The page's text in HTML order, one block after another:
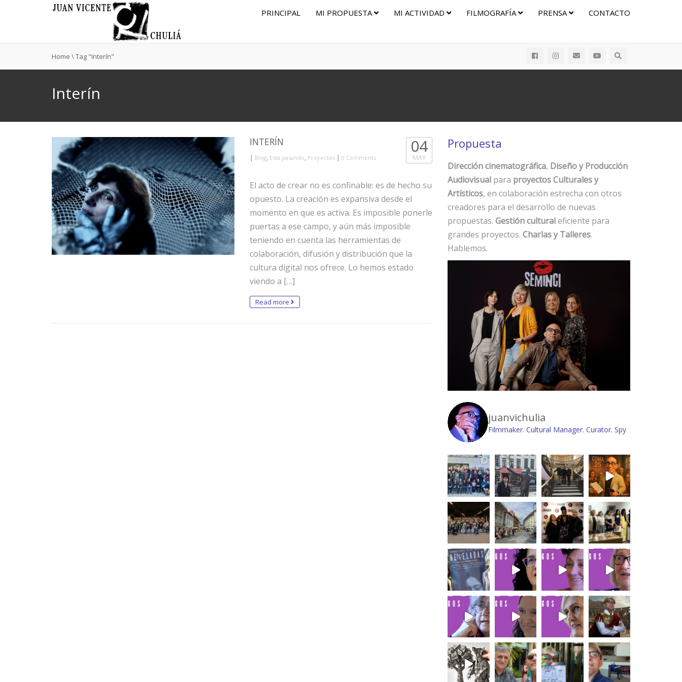
PRINCIPAL MI PROPUESTA MI ACTIVIDAD FILMOGRAFÍA PRENSA CONTACTO
Home \Tag "Interín"
Interín
INTERÍN
| Blog, Está pasando, Proyectos | 0 Comments
04
MAY
El acto de crear no es confinable: es de hecho su
opuesto. La creación es expansiva desde el
momento en que es activa. Es imposible ponerle
puertas a ese campo, y aún más imposible
teniendo en cuenta las herramientas de
colaboración, difusión y distribución que la
cultura digital nos ofrece. Lo hemos estado
viendo a […]
Read more
Propuesta
Dirección cinematográfica, Diseño y Producción
Audiovisual para proyectos Culturales y
Artísticos, en colaboración estrecha con otros
creadores para el desarrollo de nuevas
propuestas. Gestión culturaleficiente para
grandes proyectos. Charlas y Talleres.
Hablemos.
juanvichulia
Filmmaker. Cultural Manager. Curator. Spy